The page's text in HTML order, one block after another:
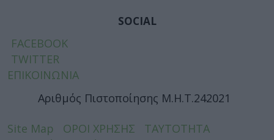
SOCIAL
FACEBOOK
TWITTER
ΕΠΙΚΟΙΝΩΝΙΑ
Αριθμός Πιστοποίησης Μ.Η.Τ.242021
Site Map ΟΡΟΙ ΧΡΗΣΗΣ
ΤΑΥΤΟΤΗΤΑ